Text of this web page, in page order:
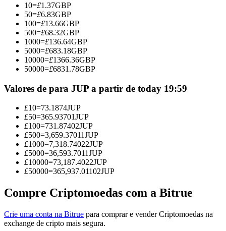
Torne-se um Trader de Cópias
Desfrute da partilha de lucros e comissões de copy trading
Informação
10=£1.37GBP
50=£6.83GBP
100=£13.66GBP
500=£68.32GBP
1000=£136.64GBP
5000=£683.18GBP
10000=£1366.36GBP
50000=£6831.78GBP
Valores de para JUP a partir de today 19:59
£10=73.1874JUP
£50=365.93701JUP
£100=731.87402JUP
£500=3,659.37011JUP
£1000=7,318.74022JUP
£5000=36,593.7011JUP
£10000=73,187.4022JUP
£50000=365,937.01102JUP
Compre Criptomoedas com a Bitrue
Crie uma conta na Bitrue para comprar e vender Criptomoedas na
exchange de cripto mais segura.